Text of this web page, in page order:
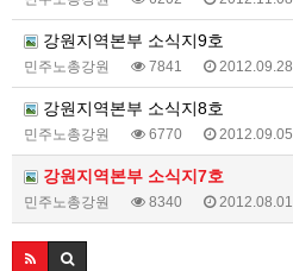
강원지역본부 소식지9호
민주노총강원 7841 2012.09.28
강원지역본부 소식지8호
민주노총강원 6770 2012.09.05
강원지역본부 소식지7호
민주노총강원 8340 2012.08.01